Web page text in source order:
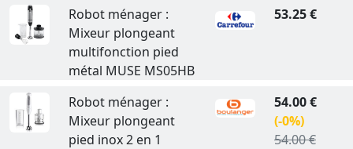
Robot ménager :
Mixeur plongeant
multifonction pied
métal MUSE MS05HB
53.25 €
Robot ménager :
Mixeur plongeant
pied inox 2 en 1
54.00 €
(-0%)
54.00 €